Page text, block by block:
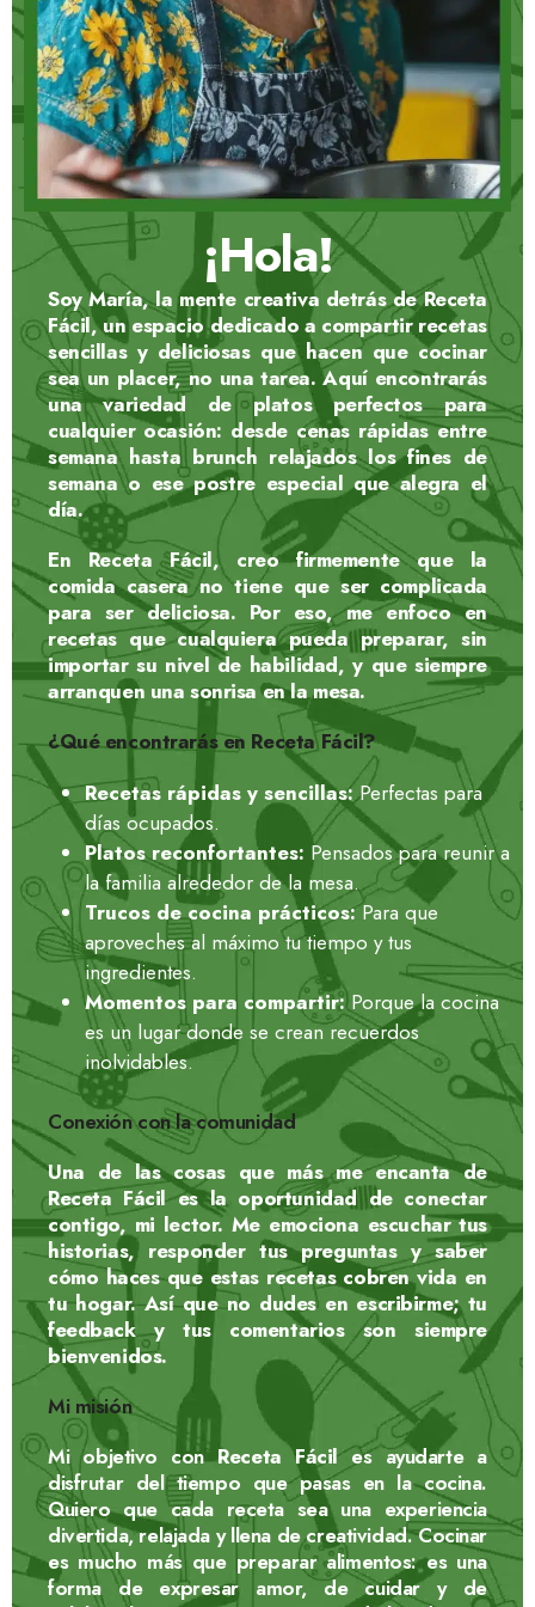
¡Hola!
SoyMaría, la mente creativa detrás deReceta
Fácil, un espacio dedicado a compartir recetas
sencillas y deliciosas que hacen que cocinar
sea un placer, no una tarea. Aquí encontrarás
una variedad de platos perfectos para
cualquier ocasión: desde cenas rápidas entre
semana hasta brunch relajados los fines de
semana o ese postre especial que alegra el
día.
En Receta Fácil, creo firmemente que la
comida caserano tiene que ser complicada
para ser deliciosa. Por eso, me enfoco en
recetas que cualquiera pueda preparar, sin
importar su nivel de habilidad, y que siempre
arranquen una sonrisa en la mesa.
¿Qué encontrarás en Receta Fácil?
Recetas rápidas y sencillas:Perfectas para
días ocupados.
Platos reconfortantes: Pensados para reunir a
la familia alrededor de la mesa.
Trucos de cocina prácticos:Para que
aproveches al máximo tu tiempo y tus
ingredientes.
Momentos para compartir:Porque la cocina
es un lugar donde se crean recuerdos
inolvidables.
Conexión con la comunidad
Una de las cosas que más me encanta de
Receta Fáciles la oportunidad de conectar
contigo, mi lector. Me emociona escuchar tus
historias, responder tus preguntas y saber
cómo haces que estas recetas cobren vida en
tu hogar. Así que no dudes en escribirme; tu
feedback y tus comentarios son siempre
bienvenidos.
Mi misión
Mi objetivo conReceta Fáciles ayudarte a
disfrutar del tiempo que pasas en la cocina.
Quiero que cada receta sea una experiencia
divertida, relajada y llena de creatividad. Cocinar
es mucho más que preparar alimentos: es una
forma de expresar amor, de cuidar y de